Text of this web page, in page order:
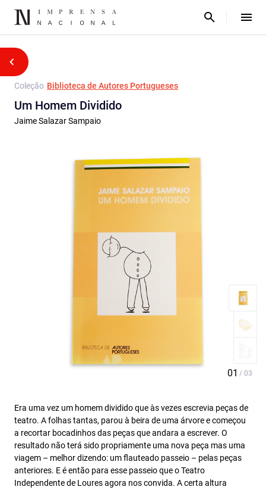
Coleção Biblioteca de Autores Portugueses
Um Homem Dividido
Jaime Salazar Sampaio
Era uma vez um homem dividido que às vezes escrevia peças de
teatro. A folhas tantas, parou à beira de uma árvore e começou
a recortar bocadinhos das peças que andara a escrever. O
resultado não terá sido propriamente uma nova peça mas uma
viagem – melhor dizendo: um flauteado passeio – pelas peças
anteriores. E é então para esse passeio que o Teatro
Independente de Loures agora nos convida. A certa altura